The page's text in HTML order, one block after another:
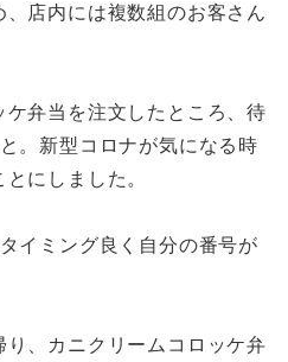
店内には複数組のお客さん
弁当を注文したところ、待
。新型コロナが気になる時
にしました。
イミング良く自分の番号が
、カニクリームコロッケ弁